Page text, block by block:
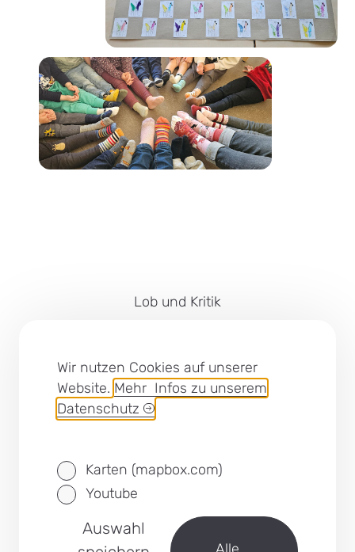
Wir nutzen Cookies auf unserer
Website. Mehr Infos zu unserem
Datenschutz
Karten (mapbox.com)
Youtube
Auswahl
Alle
zurück
Lob und Kritik
Barrierefreiheit
Cookies
SEB Leipzig bei Facebook